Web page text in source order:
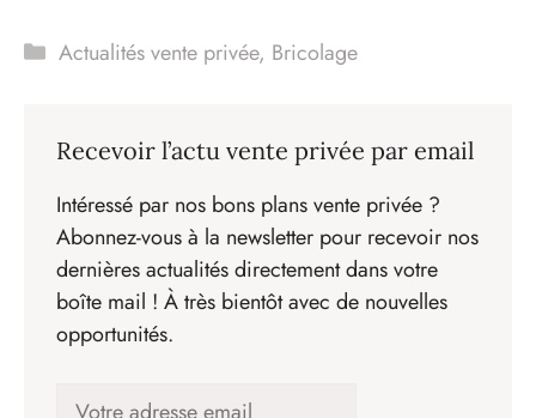
Catégories
Actualités vente privée, Bricolage
Recevoir l’actu vente privée par email
Intéressé par nos bons plans vente privée ?
Abonnez-vous à la newsletter pour recevoir nos
dernières actualités directement dans votre
boîte mail ! À très bientôt avec de nouvelles
opportunités.